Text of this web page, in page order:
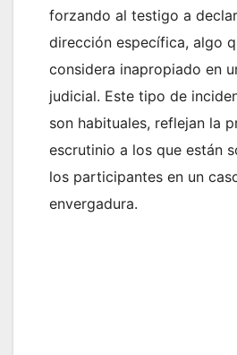
forzando al testigo a
dirección específica, algo
considera inapropiado en
judicial. Este tipo de
son habituales, reflejan la
escrutinio a los que están
los participantes en un
envergadura.